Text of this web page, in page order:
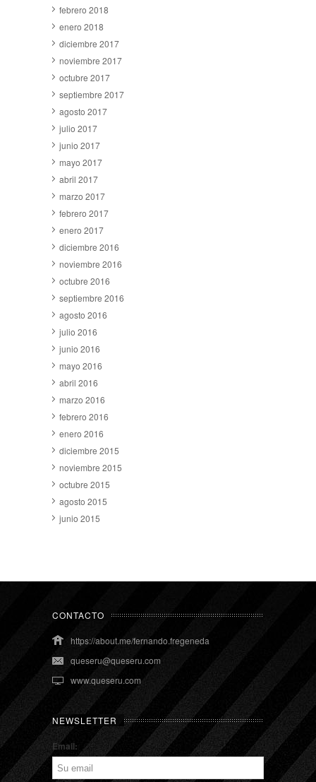
febrero 2018
enero 2018
diciembre 2017
noviembre 2017
octubre 2017
septiembre 2017
agosto 2017
julio 2017
junio 2017
mayo 2017
abril 2017
marzo 2017
febrero 2017
enero 2017
diciembre 2016
noviembre 2016
octubre 2016
septiembre 2016
agosto 2016
julio 2016
junio 2016
mayo 2016
abril 2016
marzo 2016
febrero 2016
enero 2016
diciembre 2015
noviembre 2015
octubre 2015
agosto 2015
junio 2015
CONTACTO
https://about.me/fernando.fregeneda
queseru@queseru.com
www.queseru.com
NEWSLETTER
Email: